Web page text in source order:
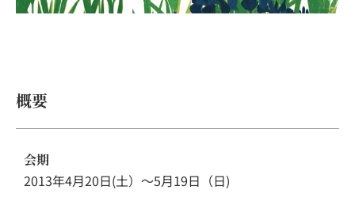
概要
会期
2013年4月20日(土）～5月19日（日)